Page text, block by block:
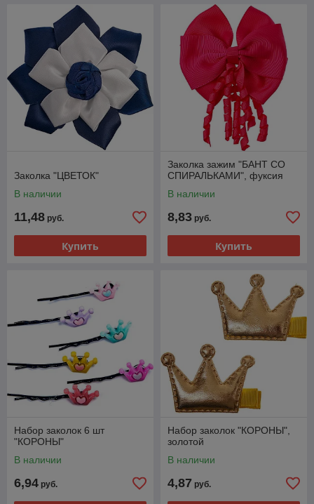
Заколка "ЦВЕТОК"
В наличии
11,48 руб.
Купить
Заколка зажим "БАНТ СО
СПИРАЛЬКАМИ", фуксия
В наличии
8,83 руб.
Купить
Набор заколок 6 шт
"КОРОНЫ"
В наличии
6,94 руб.
Набор заколок "КОРОНЫ",
золотой
В наличии
4,87 руб.